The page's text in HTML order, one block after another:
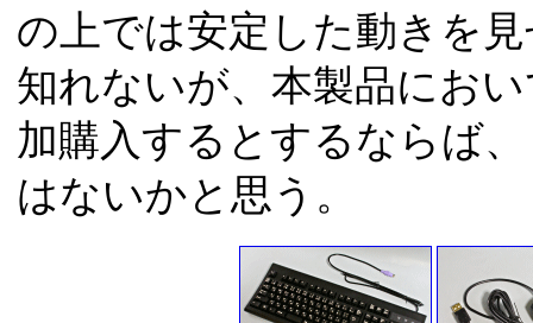
の上では安定した動きを
知れないが、本製品にお
加購入するとするならば
はないかと思う。